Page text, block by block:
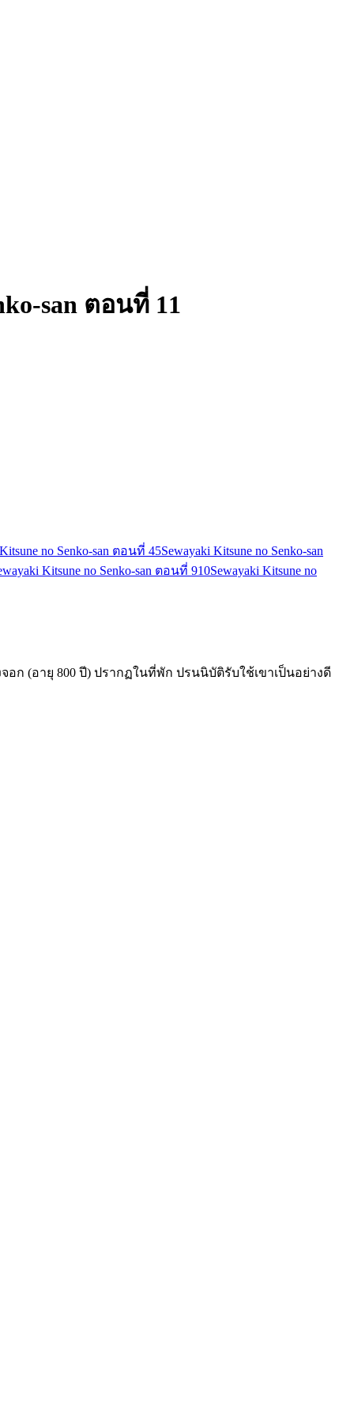
san ตอนที่ 11
no Senko-san ตอนที่ 45Sewayaki Kitsune no Senko-san
Kitsune no Senko-san ตอนที่ 910Sewayaki Kitsune no
อก (อายุ 800 ปี) ปรากฏในที่พัก ปรนนิบัติรับใช้เขาเป็นอย่างดี